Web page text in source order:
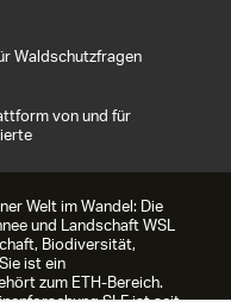
Waldschutzfragen
von und für
Welt im Wandel: Die
und Landschaft WSL
Biodiversität,
ist ein
zum ETH-Bereich.